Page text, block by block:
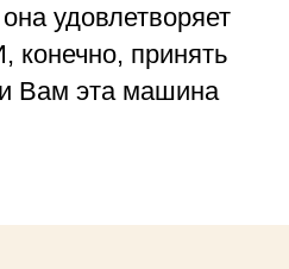
удовлетворяет
принять
Вам эта машина